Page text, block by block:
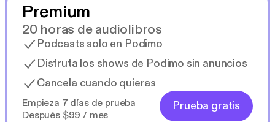
Premium
20 horas de audiolibros
Podcasts solo en Podimo
Disfruta los shows de Podimo sin anuncios
Cancela cuando quieras
Empieza 7 días de prueba
Después $99 / mes
Prueba gratis